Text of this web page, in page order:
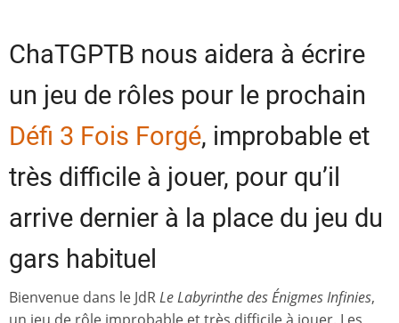
ChaTGPTB nous aidera à écrire
un jeu de rôles pour le prochain
Défi 3 Fois Forgé, improbable et
très difficile à jouer, pour qu’il
arrive dernier à la place du jeu du
gars habituel
Bienvenue dans le JdRLe Labyrinthe des Énigmes Infinies,